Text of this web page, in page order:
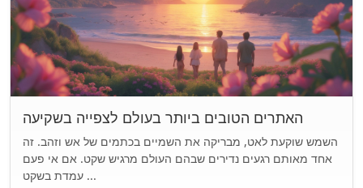
האתרים הטובים ביותר בעולם לצפייה בשקיעה
השמש שוקעת לאט, מבריקה את השמיים בכתמים של אש וזהב. זה
אחד מאותם רגעים נדירים שבהם העולם מרגיש שקט. אם אי פעם
עמדת בשקט ...